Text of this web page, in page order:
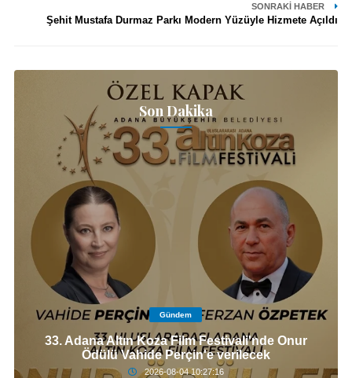
SONRAKI HABER
Şehit Mustafa Durmaz Parkı Modern Yüzüyle Hizmete Açıldı
Son Dakika
Gündem
33. Adana Altın Koza Film Festivali'nde Onur
Ödülü Vahide Perçin'e verilecek
2026-08-04 10:27:16